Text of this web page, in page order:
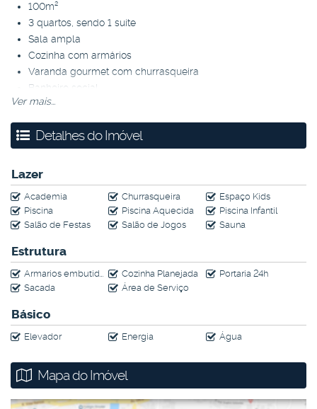
100m²
3 quartos, sendo 1 suíte
Sala ampla
Cozinha com armários
Varanda gourmet com churrasqueira
Banheiro social
Lavabo
Área de serviço com armários
Ver mais...
Detalhes do Imóvel
Lazer
Academia Churrasqueira
Espaço Kids
Piscina
Piscina Aquecida
Piscina Infantil
Salão de Festas
Salão de Jogos Sauna
Estrutura
Armarios embutidos Cozinha Planejada
Portaria 24h
Sacada
Área de Serviço
Básico
Elevador Energia Água
Mapa do Imóvel